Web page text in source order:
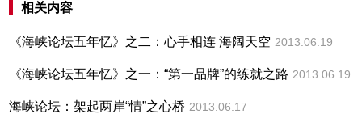
相关内容
《海峡论坛五年忆》之二：心手相连 海阔天空 2013.06.19
《海峡论坛五年忆》之一：“第一品牌”的练就之路 2013.06.19
海峡论坛：架起两岸“情”之心桥 2013.06.17